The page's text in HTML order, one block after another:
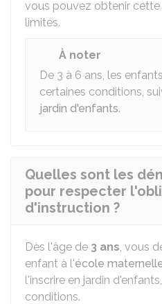
vous pouvez obtenir
limités.
À noter
De 3 à 6 ans, les
certaines conditions,
jardin d'enfants.
Quelles sont les
pour respecter
d'instruction ?
Dès l'âge de 3 ans, vous
enfant à l'école
l'inscrire en jardin
conditions.